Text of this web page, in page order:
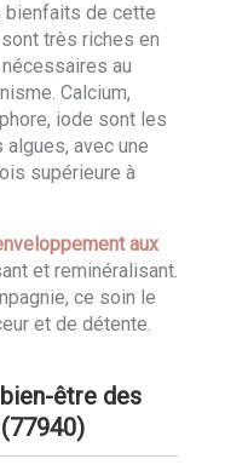
bienfaits de cette
très riches en
au
Calcium,
iode sont les
avec une
supérieure à
aux
et reminéralisant.
ce soin le
et de détente.
être des